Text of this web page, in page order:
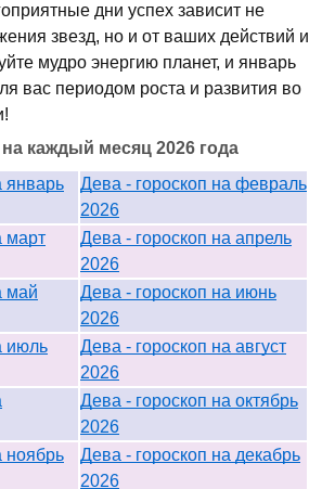
дни успех зависит не
звезд, но и от ваших действий и
мудро энергию планет, и январь
вас периодом роста и развития во
каждый месяц 2026 года
январь
Дева - гороскоп на февраль
2026
март
Дева - гороскоп на апрель
2026
май
Дева - гороскоп на июнь
2026
июль
Дева - гороскоп на август
2026
Дева - гороскоп на октябрь
2026
ноябрь
Дева - гороскоп на декабрь
2026